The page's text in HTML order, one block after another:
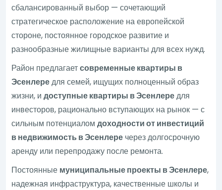
сбалансированный выбор — сочетающий
стратегическое расположение на европейской
стороне, постоянное городское развитие и
разнообразные жилищные варианты для всех нужд.
Район предлагаетсовременные квартиры в
Эсенлередля семей, ищущих полноценный образ
жизни, идоступные квартиры в Эсенлередля
инвесторов, рационально вступающих на рынок — с
сильным потенциаломдоходности от инвестиций
в недвижимость в Эсенлере через долгосрочную
аренду или перепродажу после ремонта.
Постоянные муниципальные проекты в Эсенлере,
надежная инфраструктура, качественные школы и